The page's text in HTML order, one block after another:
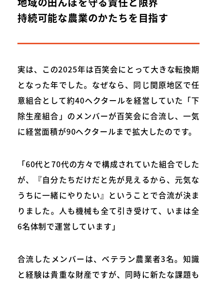
持続可能な農業のかたちを目指す
実は、この2025年は百笑会にとって大きな転換期
となった年でした。なぜなら、同じ関原地区で任
意組合として約40ヘクタールを経営していた「下
除生産組合」のメンバーが百笑会に合流し、一気
に経営面積が90ヘクタールまで拡大したのです。
「60代と70代の方々で構成されていた組合でした
が、『自分たちだけだと先が見えるから、元気な
うちに一緒にやりたい』ということで合流が決ま
りました。人も機械も全て引き受けて、いまは全
6名体制で運営しています」
合流したメンバーは、ベテラン農業者3名。知識
と経験は貴重な財産ですが、同時に新たな課題も